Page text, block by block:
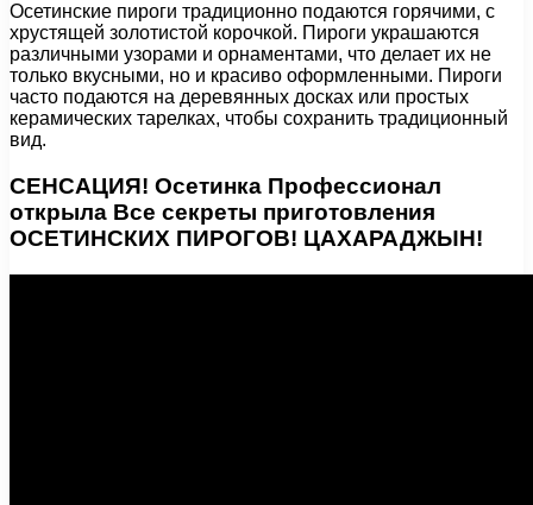
Осетинские пироги традиционно подаются горячими, с
хрустящей золотистой корочкой. Пироги украшаются
различными узорами и орнаментами, что делает их не
только вкусными, но и красиво оформленными. Пироги
часто подаются на деревянных досках или простых
керамических тарелках, чтобы сохранить традиционный
вид.
СЕНСАЦИЯ! Осетинка Профессионал
открыла Все секреты приготовления
ОСЕТИНСКИХ ПИРОГОВ! ЦАХАРАДЖЫН!